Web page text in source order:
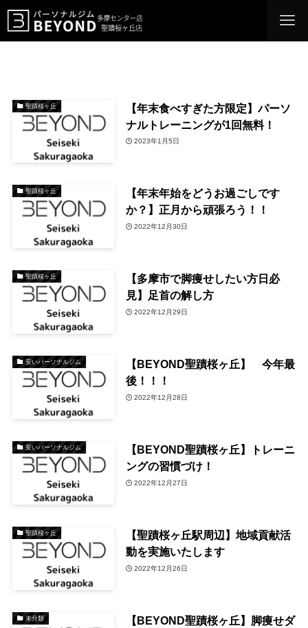
聖蹟桜ヶ丘
【年末食べすぎた方限定】パーソ
ナルトレーニングが1回無料！
2023年1月5日
聖蹟桜ヶ丘
【年末年始をどうお過ごしです
か？】正月から頑張ろう！！
2022年12月30日
聖蹟桜ヶ丘
【多摩市で脚痩せしたい方日必
見】足首の解し方
2022年12月29日
安いパーソナルジム
【BEYOND聖蹟桜ヶ丘】 今年最
後！！！
2022年12月28日
安いパーソナルジム
【BEYOND聖蹟桜ヶ丘】トレーニ
ングの習慣づけ！
2022年12月27日
聖蹟桜ヶ丘
【聖蹟桜ヶ丘駅周辺】地域貢献活
動を実施いたします
2022年12月26日
未分類
【BEYOND聖蹟桜ヶ丘】脚痩せダ